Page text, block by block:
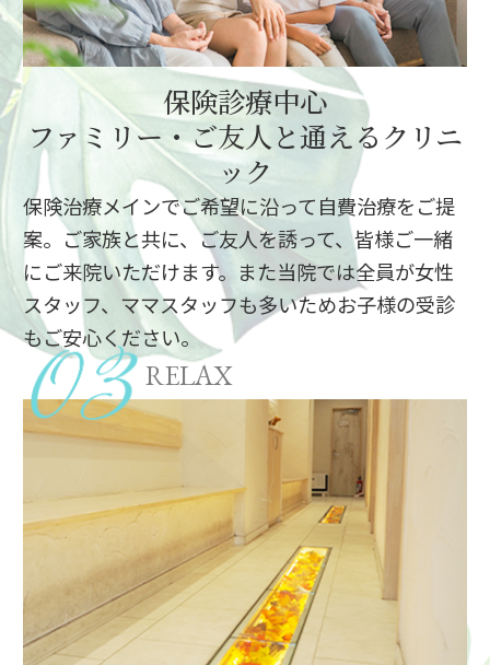
保険診療中心
ファミリー・ご友人と通えるクリニ
ック
保険治療メインでご希望に沿って自費治療をご提
案。ご家族と共に、ご友人を誘って、皆様ご一緒
にご来院いただけます。また当院では全員が女性
スタッフ、ママスタッフも多いためお子様の受診
もご安心ください。
RELAX